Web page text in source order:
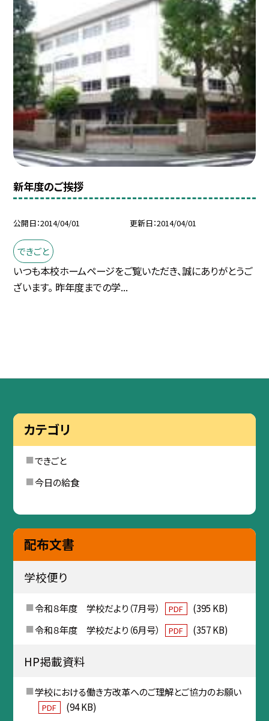
新年度のご挨拶
公開日 2014/04/01 更新日 2014/04/01
できごと
いつも本校ホームページをご覧いただき、誠にありがとうご
ざいます。 昨年度までの学...
カテゴリ
できごと
今日の給食
配布文書
学校便り
令和８年度 学校だより（7月号） PDF
(395 KB)
令和８年度 学校だより（6月号）
PDF (357 KB)
HP掲載資料
学校における働き方改革へのご理解とご協力のお願い
PDF
(94 KB)